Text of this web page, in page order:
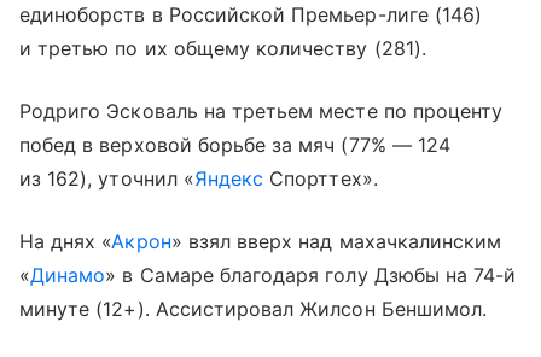
единоборств в Российской Премьер-лиге (146)
и третью по их общему количеству (281).
Родриго Эсковаль на третьем месте по проценту
побед в верховой борьбе за мяч (77% — 124
из 162), уточнил «Яндекс Спорттех».
На днях «Акрон» взял вверх над махачкалинским
«Динамо» в Самаре благодаря голу Дзюбы на 74-й
минуте (12+). Ассистировал Жилсон Беншимол.